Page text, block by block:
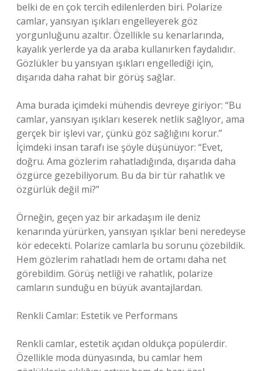
belki de en çok tercih edilenlerden biri. Polarize
camlar, yansıyan ışıkları engelleyerek göz
yorgunluğunu azaltır. Özellikle su kenarlarında,
kayalık yerlerde ya da araba kullanırken faydalıdır.
Gözlükler bu yansıyan ışıkları engellediği için,
dışarıda daha rahat bir görüş sağlar.
Ama burada içimdeki mühendis devreye giriyor: “Bu
camlar, yansıyan ışıkları keserek netlik sağlıyor, ama
gerçek bir işlevi var, çünkü göz sağlığını korur.”
İçimdeki insan tarafı ise şöyle düşünüyor: “Evet,
doğru. Ama gözlerim rahatladığında, dışarıda daha
özgürce gezebiliyorum. Bu da bir tür rahatlık ve
özgürlük değil mi?”
Örneğin, geçen yaz bir arkadaşım ile deniz
kenarında yürürken, yansıyan ışıklar beni neredeyse
kör edecekti. Polarize camlarla bu sorunu çözebildik.
Hem gözlerim rahatladı hem de ortamı daha net
görebildim. Görüş netliği ve rahatlık, polarize
camların sunduğu en büyük avantajlardan.
Renkli Camlar: Estetik ve Performans
Renkli camlar, estetik açıdan oldukça popülerdir.
Özellikle moda dünyasında, bu camlar hem